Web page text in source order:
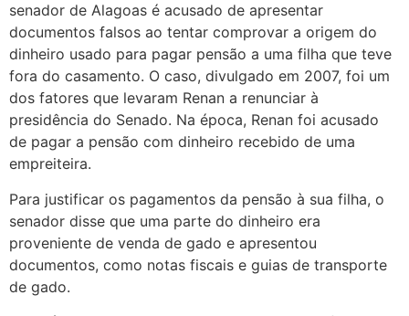
senador de Alagoas é acusado de apresentar
documentos falsos ao tentar comprovar a origem do
dinheiro usado para pagar pensão a uma filha que teve
fora do casamento. O caso, divulgado em 2007, foi um
dos fatores que levaram Renan a renunciar à
presidência do Senado. Na época, Renan foi acusado
de pagar a pensão com dinheiro recebido de uma
empreiteira.
Para justificar os pagamentos da pensão à sua filha, o
senador disse que uma parte do dinheiro era
proveniente de venda de gado e apresentou
documentos, como notas fiscais e guias de transporte
de gado.